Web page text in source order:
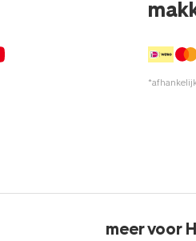
meer voor